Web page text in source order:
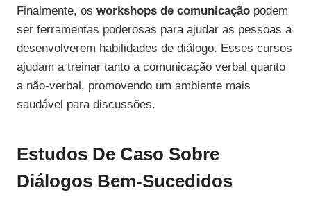
Finalmente, os workshops de comunicação podem
ser ferramentas poderosas para ajudar as pessoas a
desenvolverem habilidades de diálogo. Esses cursos
ajudam a treinar tanto a comunicação verbal quanto
a não-verbal, promovendo um ambiente mais
saudável para discussões.
Estudos De Caso Sobre
Diálogos Bem-Sucedidos